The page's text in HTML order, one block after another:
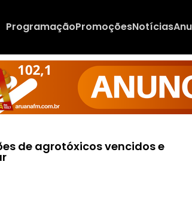
ProgramaçãoPromoçõesNotícias
de agrotóxicos vencidos e